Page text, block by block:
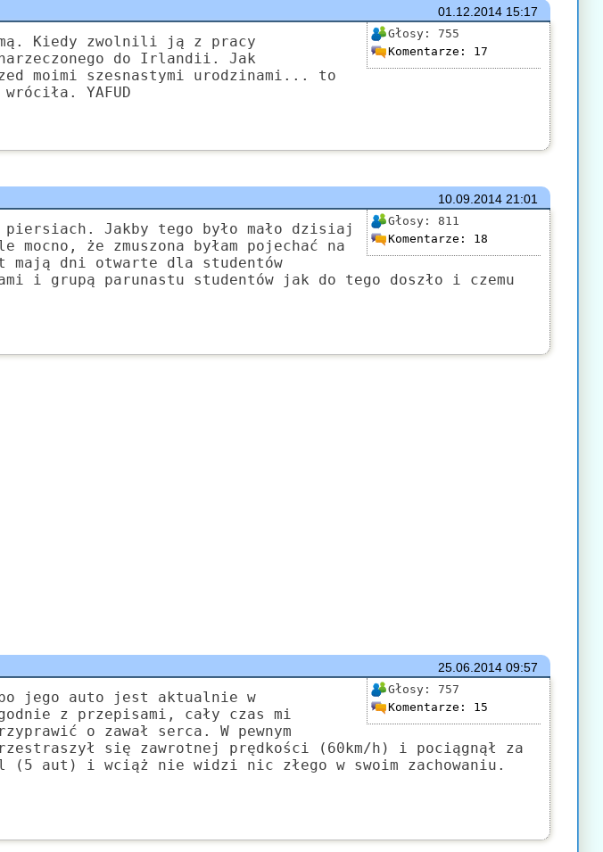
01.12.201415:17
Głosy: 755
Komentarze: 17
Kiedy zwolnili ją z pracy
do Irlandii. Jak
moimi szesnastymi urodzinami... to
YAFUD
10.09.201421:01
Głosy: 811
Komentarze: 18
Jakby tego było mało dzisiaj
że zmuszona byłam pojechać na
mają dni otwarte dla studentów
i grupą parunastu studentów jak do tego doszło i czemu
25.06.201409:57
Głosy: 757
Komentarze: 15
bo jego auto jest aktualnie w
z przepisami, cały czas mi
o zawał serca. W pewnym
się zawrotnej prędkości (60km/h) i pociągnął za
(5 aut) i wciąż nie widzi nic złego w swoim zachowaniu.